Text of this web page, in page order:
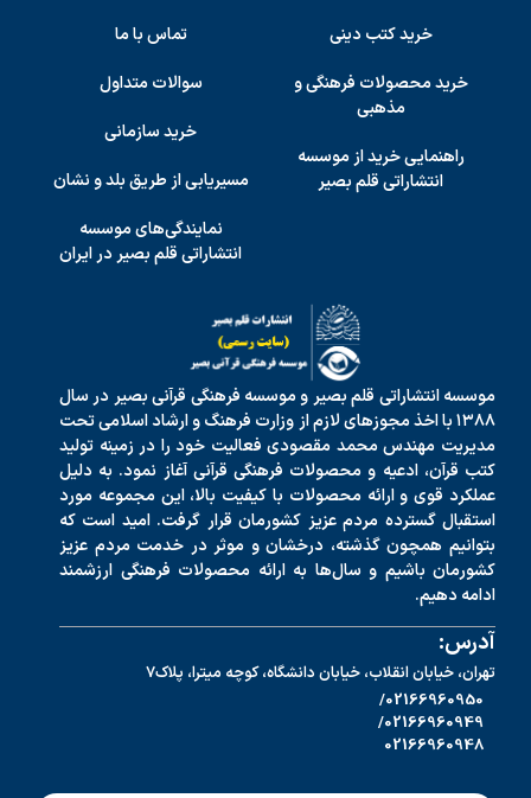
خرید کتب دینی
خرید محصولات فرهنگی و
مذهبی
راهنمایی خرید از موسسه
انتشاراتی قلم بصیر
تماس با ما
سوالات متداول
خرید سازمانی
مسیریابی از طریق بلد و نشان
نمایندگی‌های موسسه
انتشاراتی قلم بصیر در ایران
موسسه انتشاراتی قلم بصیر و موسسه فرهنگی قرآنی بصیر در سال
۱۳۸۸ با اخذ مجوزهای لازم از وزارت فرهنگ و ارشاد اسلامی تحت
مدیریت مهندس محمد مقصودی فعالیت خود را در زمینه تولید
کتب قرآن، ادعیه و محصولات فرهنگی قرآنی آغاز نمود. به دلیل
عملکرد قوی و ارائه محصولات با کیفیت بالا، این مجموعه مورد
استقبال گسترده مردم عزیز کشورمان قرار گرفت. امید است که
بتوانیم همچون گذشته، درخشان و موثر در خدمت مردم عزیز
کشورمان باشیم و سال‌ها به ارائه محصولات فرهنگی ارزشمند
ادامه دهیم.
آدرس:
تهران، خیابان انقلاب، خیابان دانشگاه، کوچه میترا، پلاک7
02166960950/
02166960949/
02166960948